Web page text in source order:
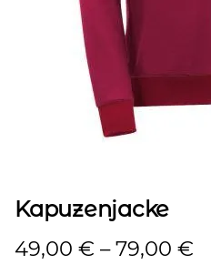
Kapuzenjacke
49,00 € –79,00 €